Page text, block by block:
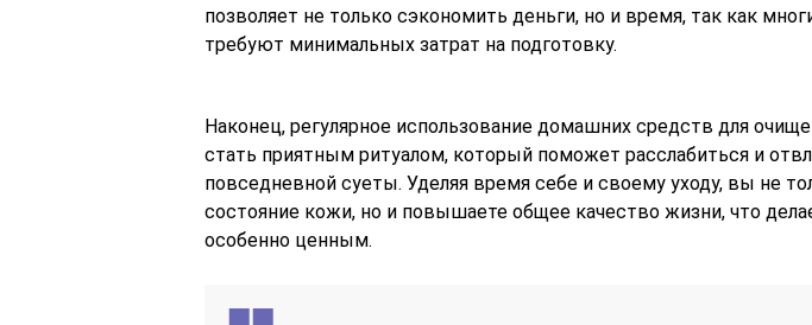
позволяет не только сэкономить деньги, но и время, так как
требуют минимальных затрат на подготовку.
Наконец, регулярное использование домашних средств для
стать приятным ритуалом, который поможет расслабиться и
повседневной суеты. Уделяя время себе и своему уходу, вы не
состояние кожи, но и повышаете общее качество жизни, что
особенно ценным.